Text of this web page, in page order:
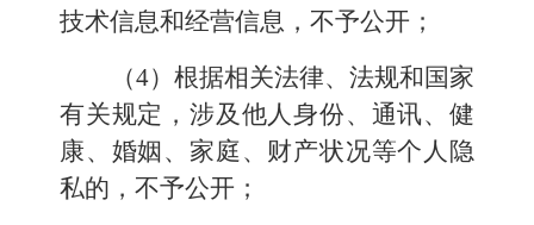
技术信息和经营信息，不予公开；
（4）根据相关法律、法规和国家
有关规定，涉及他人身份、通讯、健
康、婚姻、家庭、财产状况等个人隐
私的，不予公开；